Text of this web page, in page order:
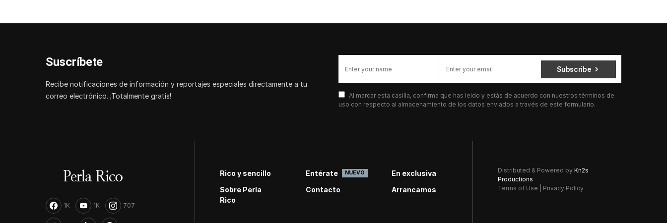
Suscríbete
Recibe notificaciones de información y reportajes especiales directamente a tu
correo electrónico. ¡Totalmente gratis!
Subscribe
Al marcar esta casilla, confirma que has leído y estás de acuerdo con nuestros términos de
uso con respecto al almacenamiento de los datos enviados a través de este formulario.
1K 1K 707
Rico y sencillo Entérate NUEVO
En exclusiva
Sobre Perla
Rico
Contacto Arrancamos
Distributed & Powered by Kn2s
Productions
Terms of Use
Privacy Policy